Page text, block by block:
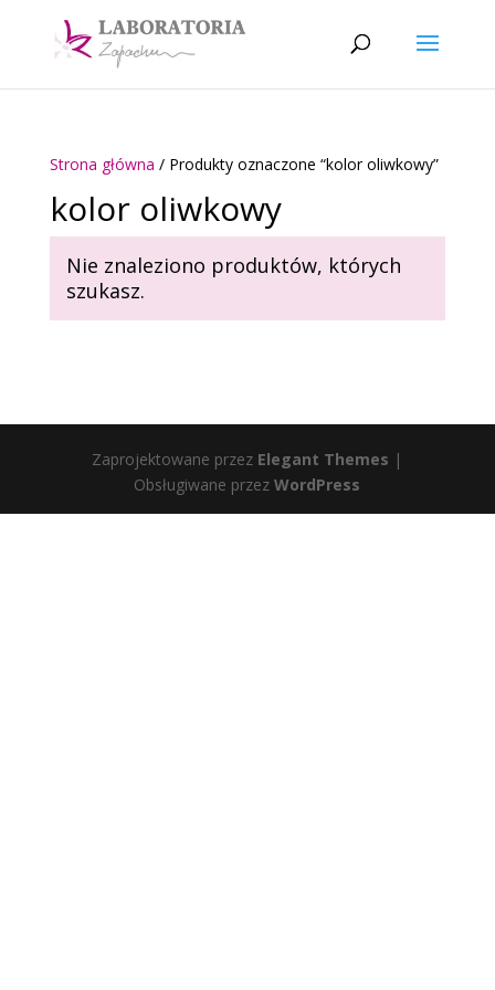
Strona główna / Produkty oznaczone “kolor oliwkowy”
kolor oliwkowy
Nie znaleziono produktów, których
szukasz.
Zaprojektowane przez Elegant Themes |
Obsługiwane przezWordPress